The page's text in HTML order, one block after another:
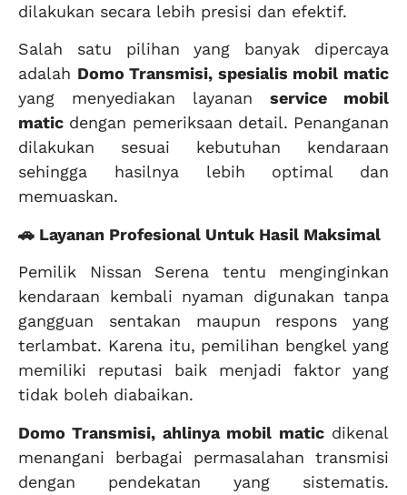
dilakukan secara lebih presisi dan efektif.
Salah satu pilihan yang banyak dipercaya
adalah Domo Transmisi, spesialis mobil matic
yang menyediakan layanan service mobil
matic dengan pemeriksaan detail. Penanganan
dilakukan sesuai kebutuhan kendaraan
sehingga hasilnya lebih optimal dan
memuaskan.
🚗 Layanan Profesional Untuk Hasil Maksimal
Pemilik Nissan Serena tentu menginginkan
kendaraan kembali nyaman digunakan tanpa
gangguan sentakan maupun respons yang
terlambat. Karena itu, pemilihan bengkel yang
memiliki reputasi baik menjadi faktor yang
tidak boleh diabaikan.
Domo Transmisi, ahlinya mobil maticdikenal
menangani berbagai permasalahan transmisi
dengan pendekatan yang sistematis.